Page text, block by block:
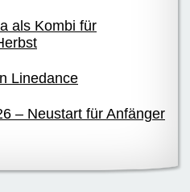
als Kombi für
Linedance
– Neustart für Anfänger